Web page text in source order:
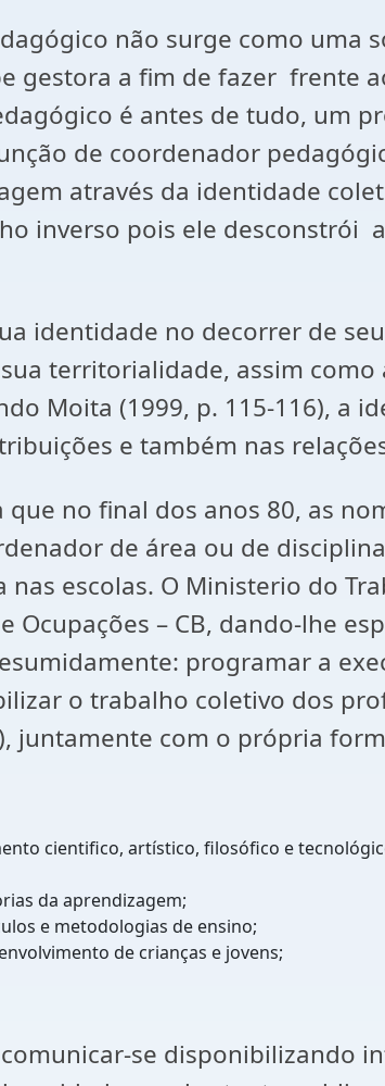
não surge como uma
gestora a fim de fazer frente
é antes de tudo, um
de coordenador
através da identidade
inverso pois ele desconstrói
identidade no decorrer de
territorialidade, assim
Moita (1999, p. 115-116),
e também nas
que no final dos anos 80, as
de área ou de
nas escolas. O Ministerio do
Ocupações – CB, dando-lhe
programar a
o trabalho coletivo dos
juntamente com o própria
cientifico, artístico, filosófico e
da aprendizagem;
e metodologias de ensino;
de crianças e jovens;
se disponibilizando